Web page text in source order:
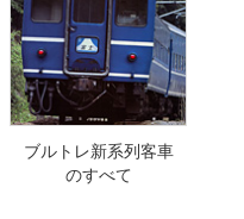
ブルトレ新系列客車
のすべて